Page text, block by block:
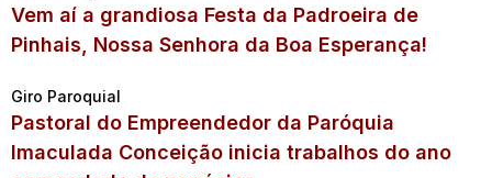
Vem aí a grandiosa Festa da Padroeira de
Pinhais, Nossa Senhora da Boa Esperança!
Giro Paroquial
Pastoral do Empreendedor da Paróquia
Imaculada Conceição inicia trabalhos do ano